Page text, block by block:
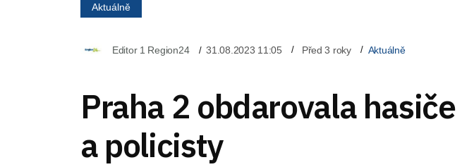
Aktuálně
Editor 1 Region24 31.08.2023 11:05 Před 3 roky Aktuálně
Praha 2 obdarovala hasiče
a policisty